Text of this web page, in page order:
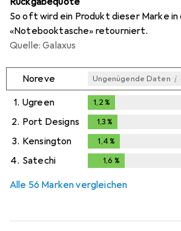
So oft wird ein Produkt dieser Marke
«Notebooktasche» retourniert.
Quelle: Galaxus
Noreve Ungenügende Daten i
1. Ugreen 1,2 %
2. Port Designs 1,3 %
3. Kensington 1,4 %
4. Satechi 1,6 %
Alle 56 Marken vergleichen